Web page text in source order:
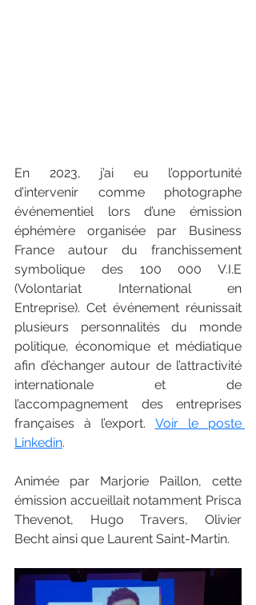
En 2023, j’ai eu l’opportunité
d’intervenir comme photographe
événementiel lors d’une émission
éphémère organisée par Business
France autour du franchissement
symbolique des 100 000 V.I.E
(Volontariat International en
Entreprise). Cet événement réunissait
plusieurs personnalités du monde
politique, économique et médiatique
afin d’échanger autour de l’attractivité
internationale et de
l’accompagnement des entreprises
françaises à l’export. Voir le poste
Linkedin.
Animée par Marjorie Paillon, cette
émission accueillait notamment Prisca
Thevenot, Hugo Travers, Olivier
Becht ainsi que Laurent Saint-Martin.